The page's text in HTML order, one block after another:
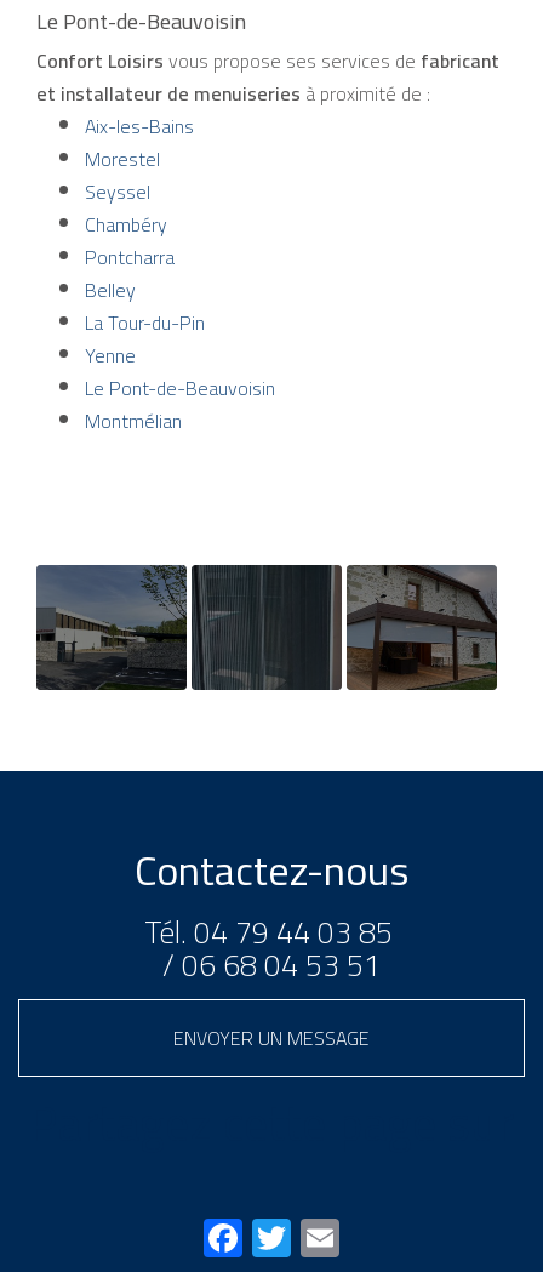
Le Pont-de-Beauvoisin
Confort Loisirsvous propose ses services de fabricant
et installateur de menuiseries à proximité de :
Aix-les-Bains
Morestel
Seyssel
Chambéry
Pontcharra
Belley
La Tour-du-Pin
Yenne
Le Pont-de-Beauvoisin
Montmélian
aluminium au Yenne et ses Aix les bains et
Contactez-nous
Tél.04 79 44 03 85
/06 68 04 53 51
ENVOYER UN MESSAGE
Facebook
Twitter